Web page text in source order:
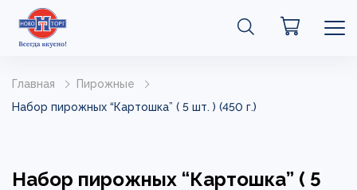
Главная
Пирожные
Набор пирожных “Картошка” ( 5 шт. ) (450 г.)
Набор пирожных “Картошка” ( 5